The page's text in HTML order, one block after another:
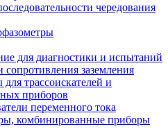
чередования
для диагностики и испытаний
сопротивления заземления
для трассоискателей и
приборов
переменного тока
комбинированные приборы